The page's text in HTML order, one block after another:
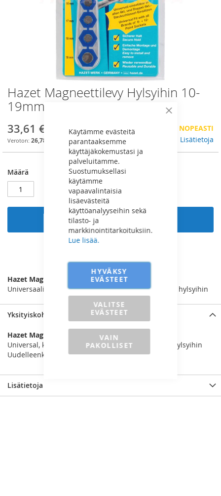
Sulje
Käytämme evästeitä
parantaaksemme
käyttäjäkokemustasi ja
palveluitamme.
Suostumuksellasi
käytämme
vapaavalintaisia
lisäevästeitä
käyttöanalyyseihin sekä
tilasto- ja
markkinointitarkoituksiin.
Lue lisää.
HYVÄKSY
EVÄSTEET
VALITSE
EVÄSTEET
VAIN
PAKOLLISET
Skip
to
the
of
the
Hazet Magneettilevy Hylsyihin 10-
19mm - 960MGT
33,61 €
26,78 €
VÄHÄN VARASTOSSA, TILAA NOPEASTI
Lisätietoja
Määrä
Lisää ostoskoriin
LISÄÄ VERTAILUUN
Hazet Magneettilevy Hylsyihin
Universaali, kaikkiin 10-19 mm 6-kulma ja 12-kulma hylsyihin
Yksityiskohdat
Hazet Magneettilevy Hylsyihin
Universal, kaikkiin 10-19 mm 6-kulma ja 12-kulma hylsyihin
Uudelleenkäytettävä
Lisätietoja